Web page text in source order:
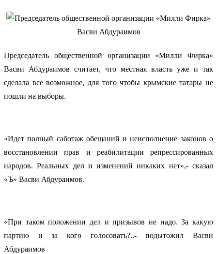
Председатель общественной организации «Милли Фирка»
Васви Абдураимов считает, что местная власть уже и так
сделала все возможное, для того чтобы крымские татары не
пошли на выборы.
«Идет полный саботаж обещаний и неисполнение законов о
восстановлении прав и реабилитации репрессированных
народов. Реальных дел и изменений никаких нет»,- сказал
«Ъ» Васви Абдураимов.
«При таком положении дел и призывов не надо. За какую
партию и за кого голосовать?..- подытожил Васви
Абдураимов